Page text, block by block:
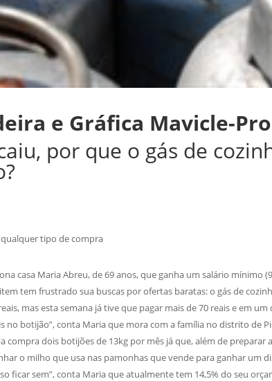
e Gráfica Mavicle-
por que o gás de
tipo de compra
casa Maria Abreu, de 69 anos, que ganha um salário mínimo
tem frustrado sua buscas por ofertas baratas: o gás de
mas esta semana já tive que pagar mais de 70 reais e em
no botijão”, conta Maria que mora com a família no distrito de
compra dois botijões de 13kg por mês já que, além de preparar
o milho que usa nas pamonhas que vende para ganhar um
ficar sem”, conta Maria que atualmente tem 14,5% do seu